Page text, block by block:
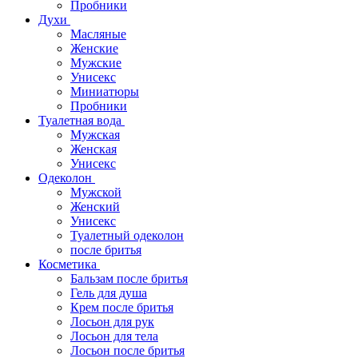
Пробники
Духи
Масляные
Женские
Мужские
Унисекс
Миниатюры
Пробники
Туалетная вода
Мужская
Женская
Унисекс
Одеколон
Мужской
Женский
Унисекс
Туалетный одеколон
после бритья
Косметика
Бальзам после бритья
Гель для душа
Крем после бритья
Лосьон для рук
Лосьон для тела
Лосьон после бритья